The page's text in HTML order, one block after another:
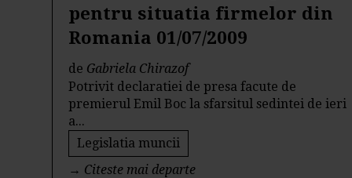
pentru situatia firmelor din
Romania 01/07/2009
de Gabriela Chirazof
Potrivit declaratiei de presa facute de
premierul Emil Boc la sfarsitul sedintei de ieri
a...
Legislatia muncii
→ Citeste mai departe